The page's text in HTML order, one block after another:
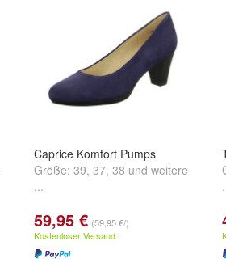
Caprice Komfort Pumps
Größe: 39, 37, 38 und weitere
...
59,95 € (59,95 €/)
Kostenloser Versand